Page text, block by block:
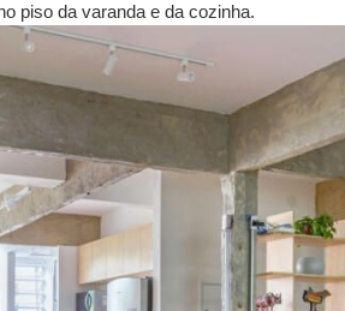
piso da varanda e da cozinha.